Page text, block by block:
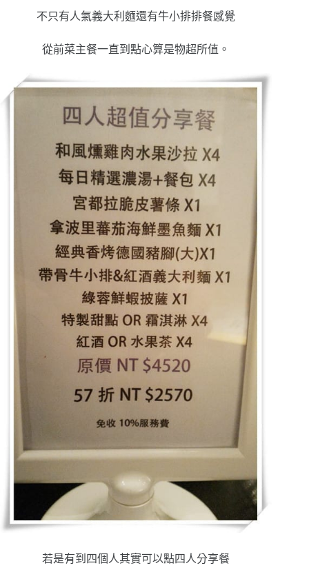
不只有人氣義大利麵還有牛小排排餐感覺
從前菜主餐一直到點心算是物超所值。
若是有到四個人其實可以點四人分享餐